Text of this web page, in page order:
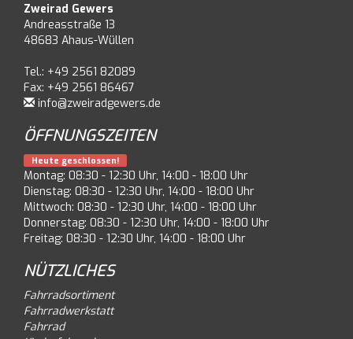
Zweirad Gewers
Andreasstraße 13
48683 Ahaus-Wüllen
Tel.: +49 2561 82089
Fax: +49 2561 86467
info@zweiradgewers.de
ÖFFNUNGSZEITEN
Heute geschlossen!
Montag: 08:30 - 12:30 Uhr, 14:00 - 18:00 Uhr
Dienstag: 08:30 - 12:30 Uhr, 14:00 - 18:00 Uhr
Mittwoch: 08:30 - 12:30 Uhr, 14:00 - 18:00 Uhr
Donnerstag: 08:30 - 12:30 Uhr, 14:00 - 18:00 Uhr
Freitag: 08:30 - 12:30 Uhr, 14:00 - 18:00 Uhr
NÜTZLICHES
Fahrradsortiment
Fahrradwerkstatt
Fahrrad